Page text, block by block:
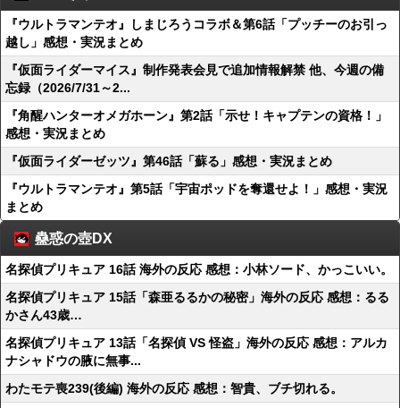
『ウルトラマンテオ』しまじろうコラボ＆第6話「プッチーのお引っ
越し」感想・実況まとめ
『仮面ライダーマイス』制作発表会見で追加情報解禁 他、今週の備
忘録（2026/7/31～2...
『角醒ハンターオメガホーン』第2話「示せ！キャプテンの資格！」
感想・実況まとめ
『仮面ライダーゼッツ』第46話「蘇る」感想・実況まとめ
『ウルトラマンテオ』第5話「宇宙ポッドを奪還せよ！」感想・実況
まとめ
蠱惑の壺DX
名探偵プリキュア 16話 海外の反応 感想：小林ソード、かっこいい。
名探偵プリキュア 15話「森亜るるかの秘密」海外の反応 感想：るる
かさん43歳…
名探偵プリキュア 13話「名探偵 VS 怪盗」海外の反応 感想：アルカ
ナシャドウの腋に無事...
わたモテ喪239(後編) 海外の反応 感想：智貴、ブチ切れる。